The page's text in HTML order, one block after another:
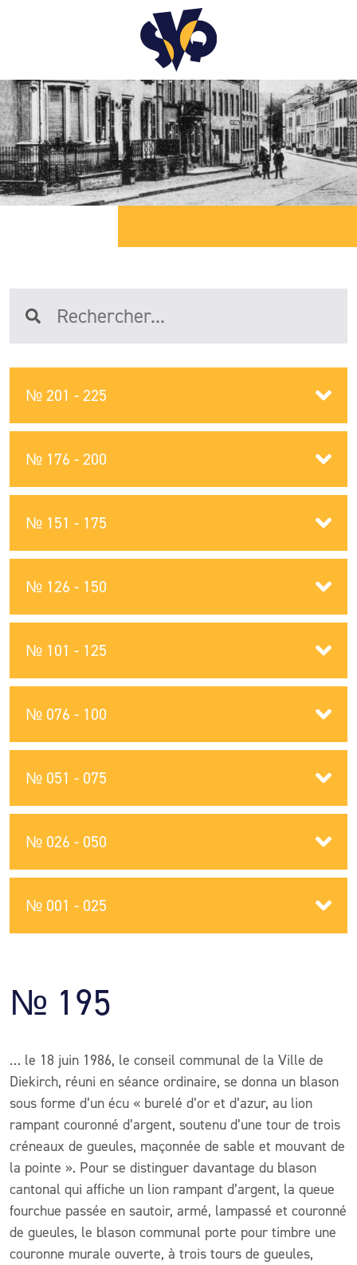
№ 001 - 025
№ 026 - 050
№ 051 - 075
№ 076 - 100
№ 101 - 125
№ 126 - 150
№ 151 - 175
№ 176 - 200
№ 201 - 225
№ 195
… le 18 juin 1986, le conseil communal de la Ville de
Diekirch, réuni en séance ordinaire, se donna un blason
sous forme d’un écu « burelé d’or et d’azur, au lion
rampant couronné d’argent, soutenu d’une tour de trois
créneaux de gueules, maçonnée de sable et mouvant de
la pointe ». Pour se distinguer davantage du blason
cantonal qui affiche un lion rampant d’argent, la queue
fourchue passée en sautoir, armé, lampassé et couronné
de gueules, le blason communal porte pour timbre une
couronne murale ouverte, à trois tours de gueules,